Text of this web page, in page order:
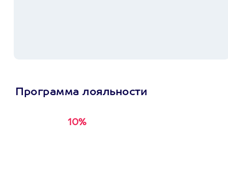
Программа лояльности
10%